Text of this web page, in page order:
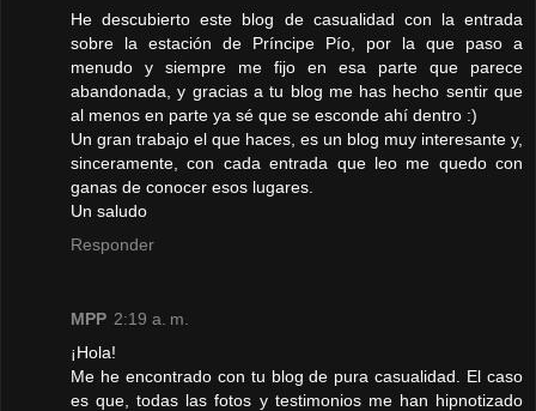
He descubierto este blog de casualidad con la entrada
sobre la estación de Príncipe Pío, por la que paso a
menudo y siempre me fijo en esa parte que parece
abandonada, y gracias a tu blog me has hecho sentir que
al menos en parte ya sé que se esconde ahí dentro :)
Un gran trabajo el que haces, es un blog muy interesante y,
sinceramente, con cada entrada que leo me quedo con
ganas de conocer esos lugares.
Un saludo
Responder
MPP 2:19 a. m.
¡Hola!
Me he encontrado con tu blog de pura casualidad. El caso
es que, todas las fotos y testimonios me han hipnotizado